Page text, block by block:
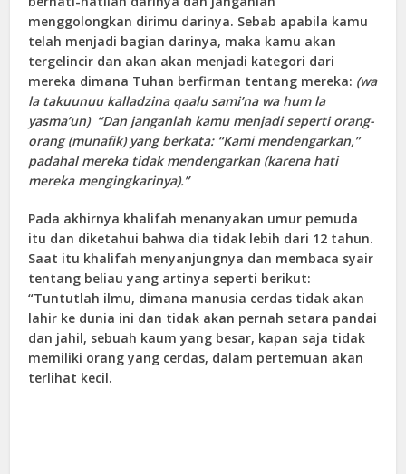
menggolongkan dirimu darinya. Sebab apabila kamu
telah menjadi bagian darinya, maka kamu akan
tergelincir dan akan akan menjadi kategori dari
mereka dimana Tuhan berfirman tentang mereka: (wa
la takuunuu kalladzina qaalu sami’na wa hum la
yasma’un) “Dan janganlah kamu menjadi seperti orang-
orang (munafik) yang berkata: “Kami mendengarkan,”
padahal mereka tidak mendengarkan (karena hati
mereka mengingkarinya).”
Pada akhirnya khalifah menanyakan umur pemuda
itu dan diketahui bahwa dia tidak lebih dari 12 tahun.
Saat itu khalifah menyanjungnya dan membaca syair
tentang beliau yang artinya seperti berikut:
“Tuntutlah ilmu, dimana manusia cerdas tidak akan
lahir ke dunia ini dan tidak akan pernah setara pandai
dan jahil, sebuah kaum yang besar, kapan saja tidak
memiliki orang yang cerdas, dalam pertemuan akan
terlihat kecil.